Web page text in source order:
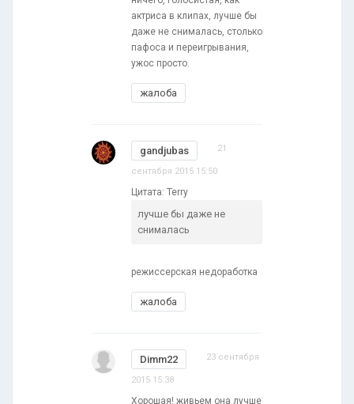
актриса в клипах, лучше бы
даже не снималась, столько
пафоса и переигрывания,
ужос просто.
жалоба
gandjubas 21
сентября 2015 15:50
Цитата: Terry
лучше бы даже не
снималась
режиссерская недоработка
жалоба
Dimm22 23 сентября
2015 15:38
Хорошая! живьем она лучше